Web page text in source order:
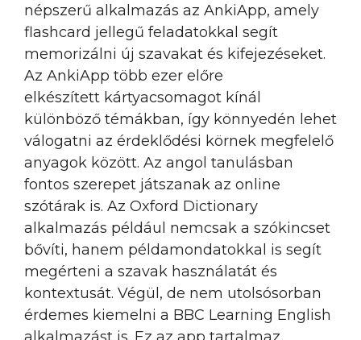
népszerű alkalmazás az AnkiApp, amely
flashcard jellegű feladatokkal segít
memorizálni új szavakat és kifejezéseket.
Az AnkiApp több ezer előre
elkészített kártyacsomagot kínál
különböző témákban, így könnyedén lehet
válogatni az érdeklődési körnek megfelelő
anyagok között. Az angol tanulásban
fontos szerepet játszanak az online
szótárak is. Az Oxford Dictionary
alkalmazás például nemcsak a szókincset
bővíti, hanem példamondatokkal is segít
megérteni a szavak használatát és
kontextusát. Végül, de nem utolsósorban
érdemes kiemelni a BBC Learning English